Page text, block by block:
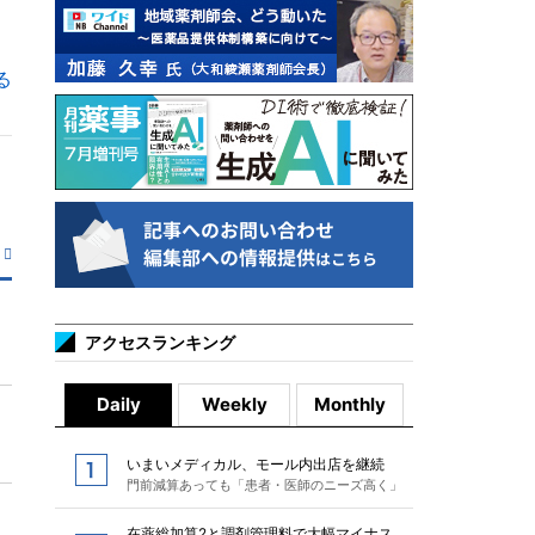
アクセスランキング
Daily Weekly Monthly
いまいメディカル、モール内出店を継続
門前減算あっても「患者・医師のニーズ高く」